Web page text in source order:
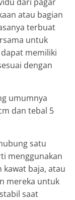
atau bagian
terbuat
untuk
memiliki
dengan
umumnya
dan tebal 5
satu
menggunakan
kawat baja, atau
mereka untuk
saat